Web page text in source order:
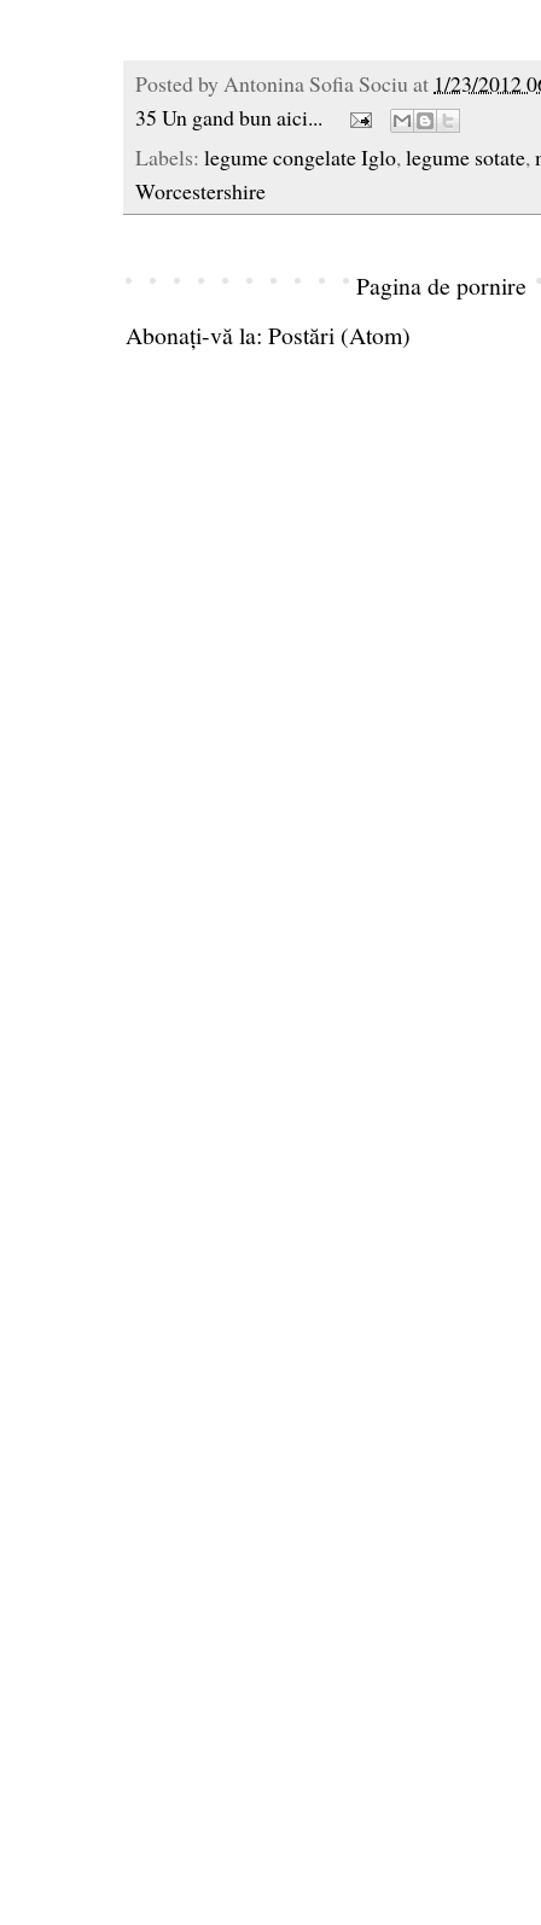
Posted by Antonina Sofia Sociu at 1/23/2012
35 Un gand bun aici...
Labels: legume congelate Iglo, legume sotate,
Worcestershire
Pagina de pornire
Abonați-vă la: Postări (Atom)